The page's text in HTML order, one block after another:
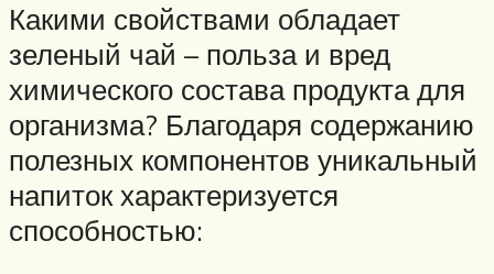
Какими свойствами обладает
зеленый чай – польза и вред
химического состава продукта для
организма? Благодаря содержанию
полезных компонентов уникальный
напиток характеризуется
способностью: